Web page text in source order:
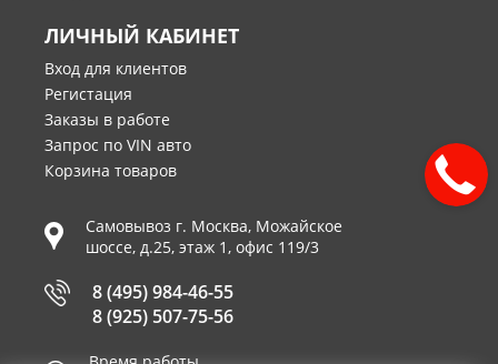
ЛИЧНЫЙ КАБИНЕТ
Вход для клиентов
Регистация
Заказы в работе
Запрос по VIN авто
Корзина товаров
Самовывоз г. Москва, Можайское
шоссе, д.25, этаж 1, офис 119/3
8 (495) 984-46-55
8 (925) 507-75-56